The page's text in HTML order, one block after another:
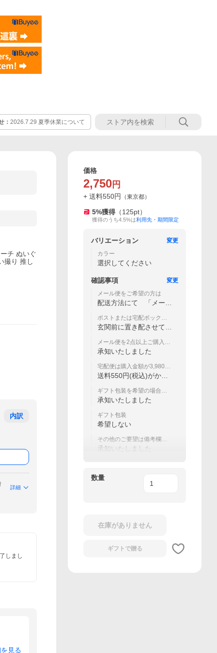
： 2026.7.29 夏季休業について
チ ぬいぐ
撮り 推し
内訳
詳細
しまし
見る
価格
2,750 円
+ 送料550円 （東京都）
5%獲得 （125pt）
獲得のうち4.5%は利用先・期間限定
バリエーション
変更
カラー
選択してください
確認事項
変更
メール便をご希望の方は
配送方法にて 「メール
ポストまたは宅配ボックス
にお届けできない場合
玄関前に置き配させてい
メール便を2点以上ご購入の
場合は宅配便で配送
承知いたしました
宅配便は購入金額が3,980円
(税込)未満のとき
送料550円(税込)がかか
ギフト包装を希望の場合は
宅配便で配送
承知いたしました
ギフト包装
希望しない
その他のご要望は備考欄に
ご記載ください
承知いたしました
数量
在庫がありません
ギフトで贈る